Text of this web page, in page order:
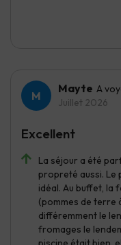
Mayte A
Juillet 2026
La séjour a été
propreté aussi. Le
idéal. Au buffet, la
(pommes de terre
différemment le
fromages le
Excellent